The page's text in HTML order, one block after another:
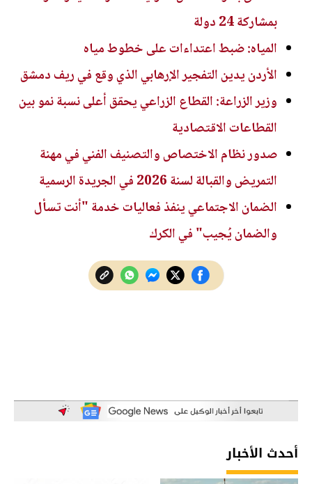
بمشاركة 24 دولة
المياه: ضبط اعتداءات على خطوط مياه
الأردن يدين التفجير الإرهابي الذي وقع في ريف دمشق
وزير الزراعة: القطاع الزراعي يحقق أعلى نسبة نمو بين
القطاعات الاقتصادية
صدور نظام الاختصاص والتصنيف الفني في مهنة
التمريض والقبالة لسنة 2026 في الجريدة الرسمية
الضمان الاجتماعي ينفذ فعاليات خدمة "أنت تسأل
والضمان يُجيب" في الكرك
أحدث الأخبار